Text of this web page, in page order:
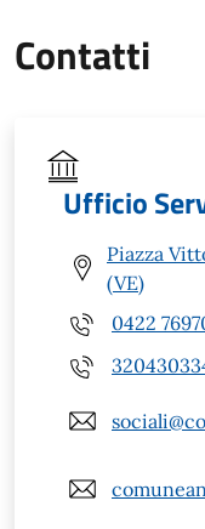
Contatti
Ufficio
Piazza
(VE)
0422